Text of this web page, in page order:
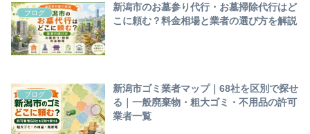
ブログ
新潟市のお墓参り代行・お墓掃除代行はど
こに頼む？料金相場と業者の選び方を解説
ブログ
新潟市ゴミ業者マップ｜68社を区別で探せ
る｜一般廃棄物・粗大ゴミ・不用品の許可
業者一覧